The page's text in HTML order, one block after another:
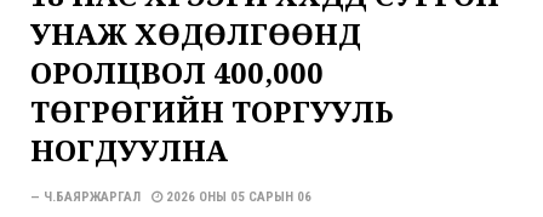
УНАЖ ХӨДӨЛГӨӨНД
ОРОЛЦВОЛ 400,000
ТӨГРӨГИЙН ТОРГУУЛЬ
НОГДУУЛНА
— Ч.БАЯРЖАРГАЛ 2026 ОНЫ 05 САРЫН 06